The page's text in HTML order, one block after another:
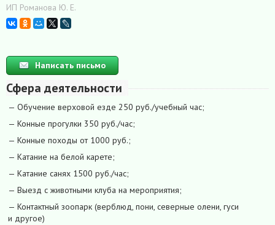
ИП Романова Ю. Е.
Написать письмо
Сфера деятельности
— Обучение верховой езде 250 руб./учебный час;
— Конные прогулки 350 руб./час;
— Конные походы от 1000 руб.;
— Катание на белой карете;
— Катание санях 1500 руб./час;
— Выезд с животными клуба на мероприятия;
— Контактный зоопарк (верблюд, пони, северные олени, гуси
и другое)